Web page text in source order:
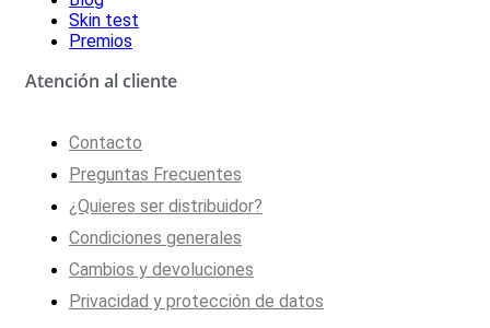
Skin test
Premios
Atención al cliente
Contacto
Preguntas Frecuentes
¿Quieres ser distribuidor?
Condiciones generales
Cambios y devoluciones
Privacidad y protección de datos